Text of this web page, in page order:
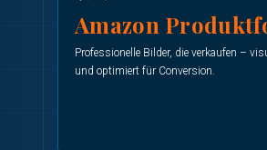
Amazon
Professionelle Bilder, die verkaufen –
und optimiert für Conversion.